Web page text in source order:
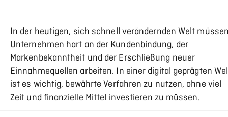
In der heutigen, sich schnell verändernden Welt
Unternehmen hart an der Kundenbindung, der
Markenbekanntheit und der Erschließung neuer
Einnahmequellen arbeiten. In einer digital geprägten
ist es wichtig, bewährte Verfahren zu nutzen, ohne viel
Zeit und finanzielle Mittel investieren zu müssen.